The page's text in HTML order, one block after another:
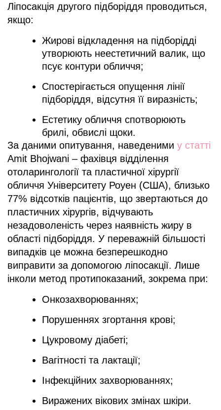
Ліпосакція другого підборіддя проводиться,
якщо:
Жирові відкладення на підборідді
утворюють неестетичний валик, що
псує контури обличчя;
Спостерігається опущення лінії
підборіддя, відсутня її виразність;
Естетику обличчя спотворюють
брилі, обвислі щоки.
За даними опитування, наведеними у статті
Amit Bhojwani – фахівця відділення
отоларингології та пластичної хірургії
обличчя Університету Роуен (США), близько
77% відсотків пацієнтів, що звертаються до
пластичних хірургів, відчувають
незадоволеність через наявність жиру в
області підборіддя. У переважній більшості
випадків це можна безперешкодно
виправити за допомогою ліпосакції. Лише
інколи метод протипоказаний, зокрема при:
Онкозахворюваннях;
Порушеннях згортання крові;
Цукровому діабеті;
Вагітності та лактації;
Інфекційних захворюваннях;
Виражених вікових змінах шкіри.